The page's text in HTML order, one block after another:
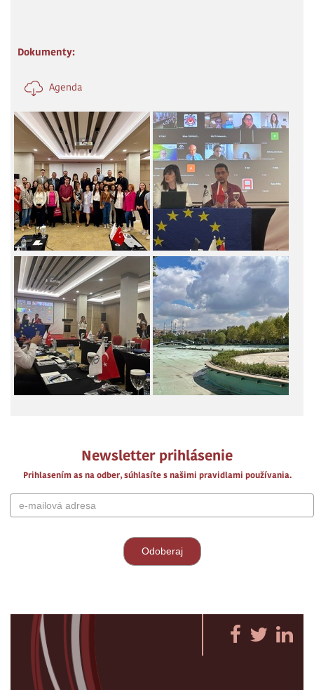
Dokumenty:
Agenda
Newsletter prihlásenie
Prihlasením as na odber, súhlasíte s našimi pravidlami používania.